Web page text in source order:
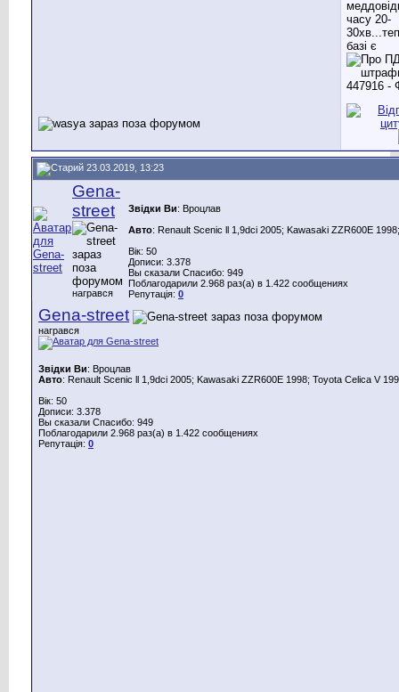
часу 20-
базі є
23.03.2019, 13:23
Gena-
street
награвся
Звідки Ви: Вроцлав
Авто: Renault Scenic ll 1,9dci 2005; Kawasaki ZZR600E
Вік: 50
Дописи: 3.378
Вы сказали Спасибо: 949
Поблагодарили 2.968 раз(а) в 1.422 сообщениях
Репутація: 0
Gena-street
награвся
Звідки Ви: Вроцлав
Авто: Renault Scenic ll 1,9dci 2005; Kawasaki ZZR600E 1998; Toyota Celica V
Вік: 50
Дописи: 3.378
Вы сказали Спасибо: 949
Поблагодарили 2.968 раз(а) в 1.422 сообщениях
Репутація: 0